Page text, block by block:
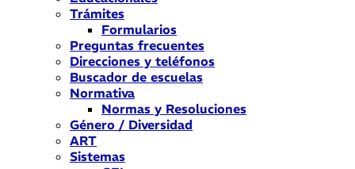
Trámites
Formularios
Preguntas frecuentes
Direcciones y teléfonos
Buscador de escuelas
Normativa
Normas y Resoluciones
Género / Diversidad
ART
Sistemas